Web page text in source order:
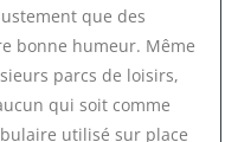
que des
bonne humeur. Même
parcs de loisirs,
qui soit comme
utilisé sur place